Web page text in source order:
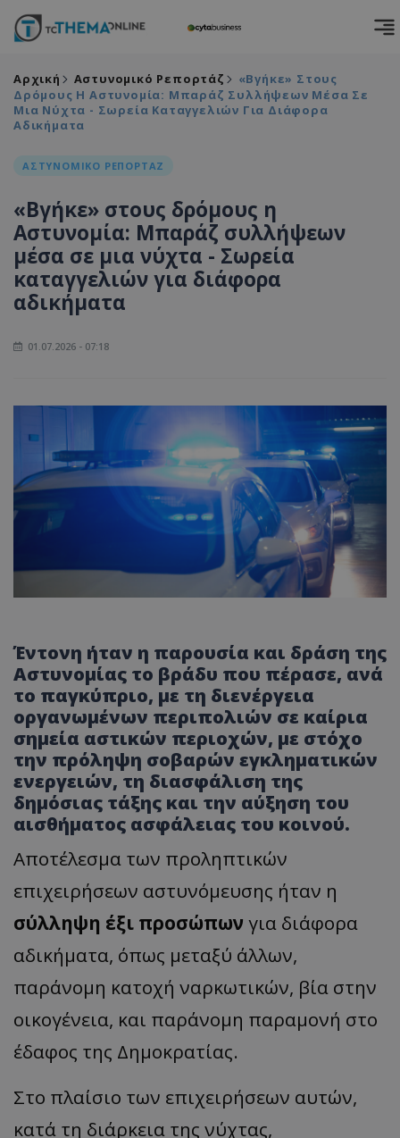
Αρχική Αστυνομικό Ρεπορτάζ
«Βγήκε» Στους
Δρόμους Η Αστυνομία: Μπαράζ Συλλήψεων Μέσα Σε
Μια Νύχτα - Σωρεία Καταγγελιών Για Διάφορα
Αδικήματα
ΑΣΤΥΝΟΜΙΚΟ ΡΕΠΟΡΤΑΖ
«Βγήκε» στους δρόμους η
Αστυνομία: Μπαράζ συλλήψεων
μέσα σε μια νύχτα - Σωρεία
καταγγελιών για διάφορα
αδικήματα
01.07.2026 - 07:18
Έντονη ήταν η παρουσία και δράση της
Αστυνομίας το βράδυ που πέρασε, ανά
το παγκύπριο, με τη διενέργεια
οργανωμένων περιπολιών σε καίρια
σημεία αστικών περιοχών, με στόχο
την πρόληψη σοβαρών εγκληματικών
ενεργειών, τη διασφάλιση της
δημόσιας τάξης και την αύξηση του
αισθήματος ασφάλειας του κοινού.
Αποτέλεσμα των προληπτικών
επιχειρήσεων αστυνόμευσης ήταν η
σύλληψη έξι προσώπων για διάφορα
αδικήματα, όπως μεταξύ άλλων,
παράνομη κατοχή ναρκωτικών, βία στην
οικογένεια, και παράνομη παραμονή στο
έδαφος της Δημοκρατίας.
Στο πλαίσιο των επιχειρήσεων αυτών,
κατά τη διάρκεια της νύχτας,